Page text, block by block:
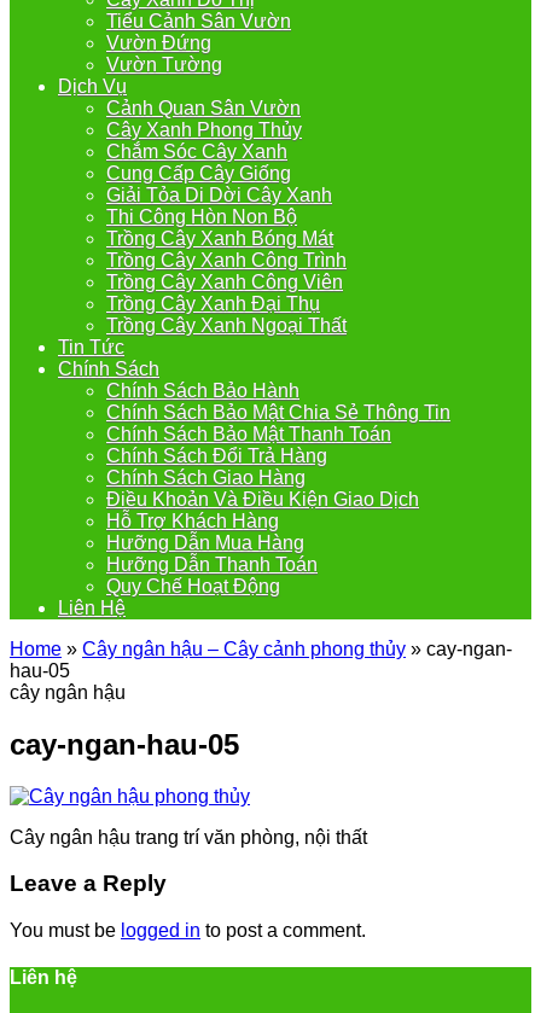
Tiểu Cảnh Sân Vườn
Vườn Đứng
Vườn Tường
Dịch Vụ
Cảnh Quan Sân Vườn
Cây Xanh Phong Thủy
Chắm Sóc Cây Xanh
Cung Cấp Cây Giống
Giải Tỏa Di Dời Cây Xanh
Thi Công Hòn Non Bộ
Trồng Cây Xanh Bóng Mát
Trồng Cây Xanh Công Trình
Trồng Cây Xanh Công Viên
Trồng Cây Xanh Đại Thụ
Trồng Cây Xanh Ngoại Thất
Tin Tức
Chính Sách
Chính Sách Bảo Hành
Chính Sách Bảo Mật Chia Sẻ Thông Tin
Chính Sách Bảo Mật Thanh Toán
Chính Sách Đổi Trả Hàng
Chính Sách Giao Hàng
Điều Khoản Và Điều Kiện Giao Dịch
Hỗ Trợ Khách Hàng
Hưỡng Dẫn Mua Hàng
Hưỡng Dẫn Thanh Toán
Quy Chế Hoạt Động
Liên Hệ
Home » Cây ngân hậu – Cây cảnh phong thủy » cay-ngan-
hau-05
cây ngân hậu
cay-ngan-hau-05
Cây ngân hậu trang trí văn phòng, nội thất
Leave a Reply
You must be logged in to post a comment.
Liên hệ